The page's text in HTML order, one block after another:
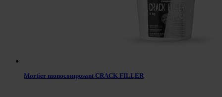
Mortier monocomposant CRACK FILLER